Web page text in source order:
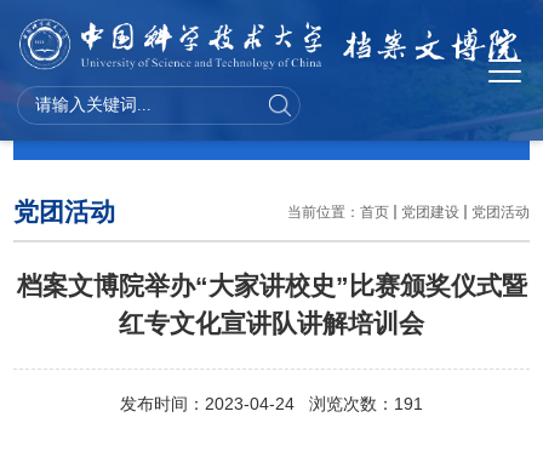
党团建设
党团活动 当前位置： 首页 党团建设 党团活动
档案文博院举办“大家讲校史”比赛颁奖仪式暨
红专文化宣讲队讲解培训会
发布时间：2023-04-24 浏览次数： 191